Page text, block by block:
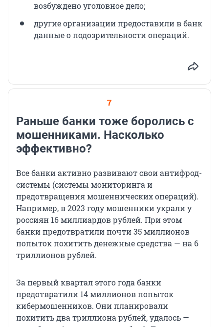
возбуждено уголовное дело;
другие организации предоставили в банк
данные о подозрительности операций.
7
Раньше банки тоже боролись с
мошенниками. Насколько
эффективно?
Все банки активно развивают свои антифрод-
системы (системы мониторинга и
предотвращения мошеннических операций).
Например, в 2023 году мошенники украли у
россиян 16 миллиардов рублей. При этом
банки предотвратили почти 35 миллионов
попыток похитить денежные средства — на 6
триллионов рублей.
За первый квартал этого года банки
предотвратили 14 миллионов попыток
кибермошенников. Они планировали
похитить два триллиона рублей, удалось —